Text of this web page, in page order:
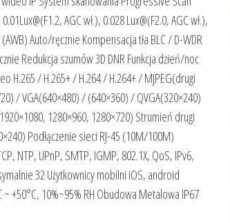
AGC wł.), 0.028 Lux@(F2.0, AGC wł.),
Auto/ręcznie Kompensacja tła BLC / D-WDR
Redukcja szumów 3D DNR Funkcja dzień/noc
H.265 / H.265+ / H.264 / H.264+ / MJPEG(drugi
/ VGA(640×480) / (640×360) / QVGA(320×240)
1280×960, 1280×720) Strumień drugi
Podłączenie sieci RJ-45 (10M/100M)
NTP, UPnP, SMTP, IGMP, 802.1X, QoS, IPv6,
32 Użytkownicy mobilni iOS, android
+50°C, 10%~95% RH Obudowa Metalowa IP67